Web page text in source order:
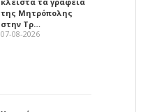
της Μητρόπολης
στην Τρ…
07-08-2026